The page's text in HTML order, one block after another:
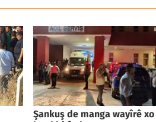
Şankuş de manga wayîrê xo